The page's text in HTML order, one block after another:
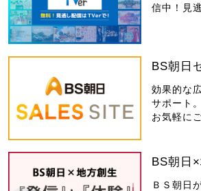
信中！見
BS朝日
効果的な
サポート。
お気軽に
BS朝日
ＢＳ朝日